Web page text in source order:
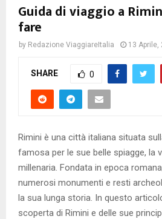
Guida di viaggio a
fare
by Redazione ViaggiareItalia 13 Aprile,
SHARE 0
Rimini è una città italiana situata
famosa per le sue belle spiagge, la
millenaria. Fondata in epoca
numerosi monumenti e resti
la sua lunga storia. In questo
scoperta di Rimini e delle sue